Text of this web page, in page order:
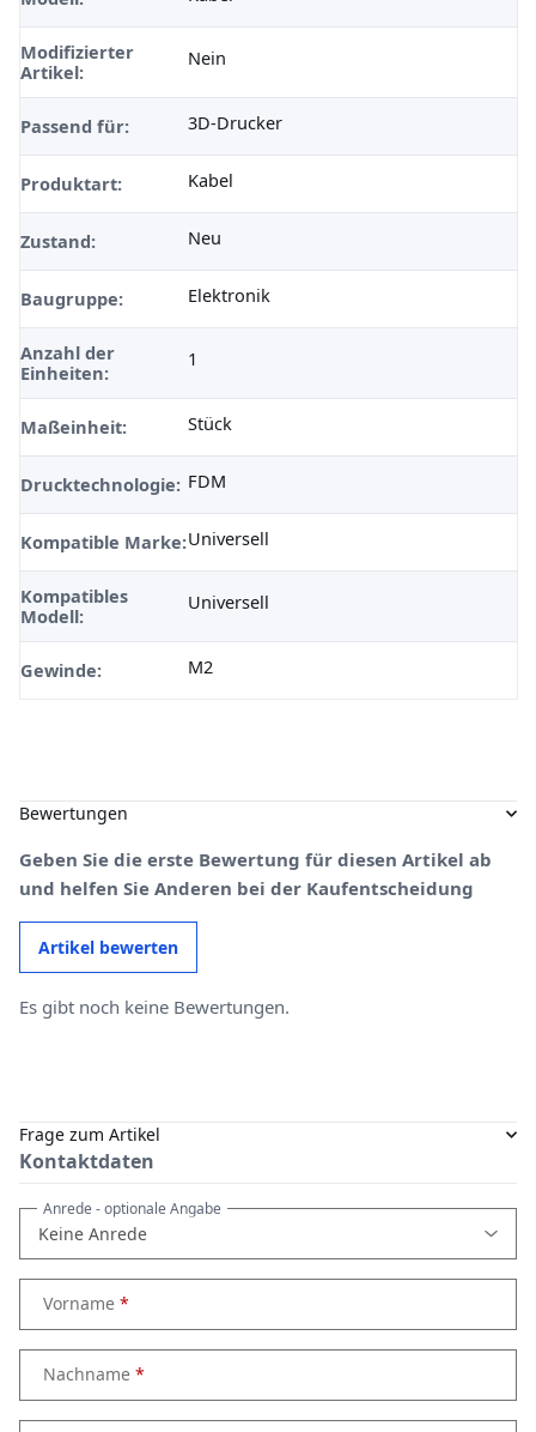
Modifizierter
Artikel:
Nein
Passend für: 3D-Drucker
Produktart: Kabel
Zustand: Neu
Baugruppe: Elektronik
Anzahl der
Einheiten:
1
Maßeinheit: Stück
Drucktechnologie: FDM
Kompatible Marke:Universell
Kompatibles
Modell:
Universell
Gewinde: M2
Bewertungen
Geben Sie die erste Bewertung für diesen Artikel ab
und helfen Sie Anderen bei der Kaufentscheidung
Artikel bewerten
Es gibt noch keine Bewertungen.
Frage zum Artikel
Kontaktdaten
Anrede- optionale Angabe
Vorname
Nachname